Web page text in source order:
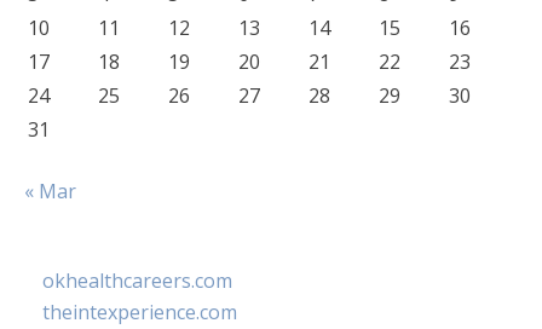
10
11 12 13 14 15
16
17
18 19 20 21 22
23
24
25 26 27 28 29
30
31
« Mar
okhealthcareers.com
theintexperience.com